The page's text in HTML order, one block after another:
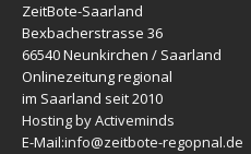
ZeitBote-Saarland
Bexbacherstrasse 36
66540 Neunkirchen / Saarland
Onlinezeitung regional
im Saarland seit 2010
Hosting by Activeminds
E-Mail:info@zeitbote-regopnal.de